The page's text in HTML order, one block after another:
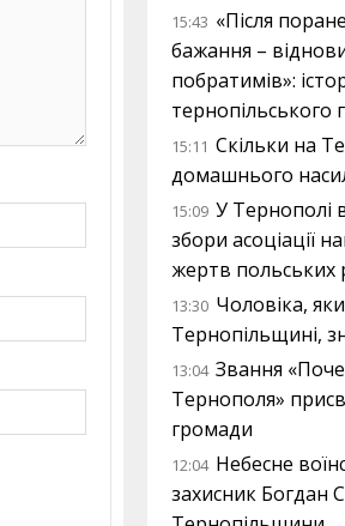
15:43 «Після
бажання –
побратимів»:
тернопільського
15:11 Скільки на
домашнього
15:09 У Тернополі
збори асоціації
жертв польських
13:30 Чоловіка,
Тернопільщині,
13:04 Звання
Тернополя»
громади
12:04 Небесне
захисник Богдан